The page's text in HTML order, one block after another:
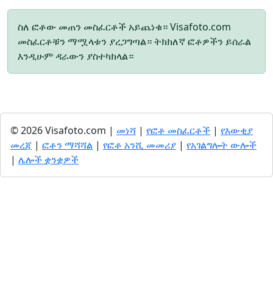
ስለ ፎቶው መጠን መስፈርቶች አይጨነቁ። Visafoto.com
መስፈርቶቹን ማሟላቱን ያረጋግጣል። ትክክለኛ ፎቶዎችን ይሰራል
እንዲሁም ዳራውን ያስተካክላል።
© 2026 Visafoto.com | መነሻ | የፎቶ መስፈርቶች | የእውቂያ
መረጃ | ፎቶን ማሻሻል | የፎቶ አንሺ መመሪያ | የአገልግሎት ውሎች
| ሌሎች ቋንቋዎች